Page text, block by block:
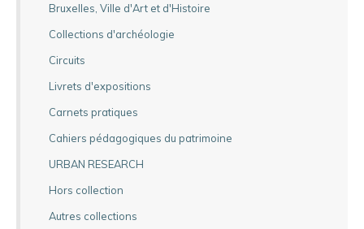
Bruxelles, Ville d'Art et d'Histoire
Collections d'archéologie
Circuits
Livrets d'expositions
Carnets pratiques
Cahiers pédagogiques du patrimoine
URBAN RESEARCH
Hors collection
Autres collections